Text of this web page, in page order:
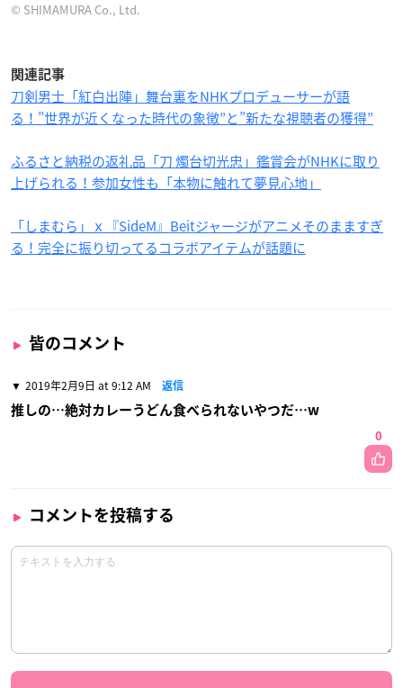
© SHIMAMURA Co., Ltd.
関連記事
刀剣男士「紅白出陣」舞台裏をNHKプロデューサーが語
る！”世界が近くなった時代の象徴”と”新たな視聴者の獲得”
ふるさと納税の返礼品「刀 燭台切光忠」鑑賞会がNHKに取り
上げられる！参加女性も「本物に触れて夢見心地」
「しまむら」ｘ『SideM』Beitジャージがアニメそのまますぎ
る！完全に振り切ってるコラボアイテムが話題に
皆のコメント
2019年2月9日 at 9:12 AM 返信
推しの…絶対カレーうどん食べられないやつだ…w
0
コメントを投稿する